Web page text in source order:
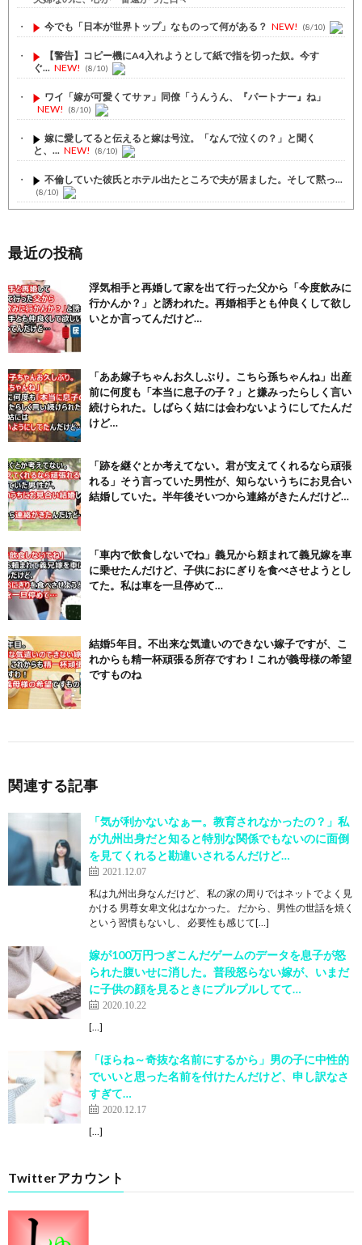
今でも「日本が世界トップ」なものって何がある？ NEW! (8/10)
【警告】コピー機にA4入れようとして紙で指を切った奴。今す
ぐ... NEW! (8/10)
ワイ「嫁が可愛くてサァ」同僚「うんうん、『パートナー』ね」
NEW!
(8/10)
嫁に愛してると伝えると嫁は号泣。「なんで泣くの？」と聞く
と、... NEW! (8/10)
不倫していた彼氏とホテル出たところで夫が居ました。そして黙っ...
(8/10)
【注目】熊本地震、28人死亡（30日午前6:30時点）
舌を絡ませて、唾液交換して── ちゅっちゅしながらの濃厚エッ...
(7/30)
【パリピ孔明】アニオリ場面も高評価「パリピ」続編への期待が高...
(6/22)
【画像】テイルズで一番マ〇コ舐めまわしたい女の子ｗｗｗｗｗ
(6/22)
Powered by livedoor 相互RSS
最近の投稿
浮気相手と再婚して家を出て行った父から「今度飲みに
行かんか？」と誘われた。再婚相手とも仲良くして欲し
いとか言ってんだけど…
「ああ嫁子ちゃんお久しぶり。こちら孫ちゃんね」出産
前に何度も「本当に息子の子？」と嫌みったらしく言い
続けられた。しばらく姑には会わないようにしてたんだ
けど…
「跡を継ぐとか考えてない。君が支えてくれるなら頑張
れる」そう言っていた男性が、知らないうちにお見合い
結婚していた。半年後そいつから連絡がきたんだけど…
「車内で飲食しないでね」義兄から頼まれて義兄嫁を車
に乗せたんだけど、子供におにぎりを食べさせようとし
てた。私は車を一旦停めて…
結婚5年目。不出来な気遣いのできない嫁子ですが、こ
れからも精一杯頑張る所存ですわ！これが義母様の希望
ですものね
関連する記事
「気が利かないなぁー。教育されなかったの？」私
が九州出身だと知ると特別な関係でもないのに面倒
を見てくれると勘違いされるんだけど…
2021.12.07
私は九州出身なんだけど、 私の家の周りではネットでよく見
かける 男尊女卑文化はなかった。 だから、男性の世話を焼く
という習慣もないし、 必要性も感じて[…]
嫁が100万円つぎこんだゲームのデータを息子が怒
られた腹いせに消した。普段怒らない嫁が、いまだ
に子供の顔を見るときにプルプルしてて…
2020.10.22
[…]
「ほらね～奇抜な名前にするから」男の子に中性的
でいいと思った名前を付けたんだけど、申し訳なさ
すぎて…
2020.12.17
[…]
Twitterアカウント